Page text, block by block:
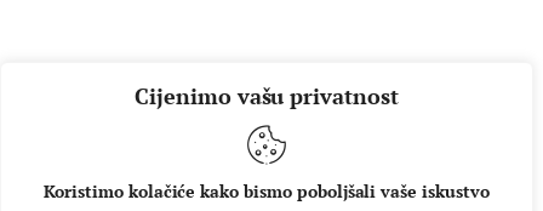
Cijenimo vašu privatnost
Koristimo kolačiće kako bismo poboljšali vaše iskustvo